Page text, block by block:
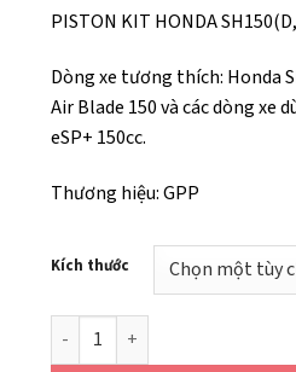
PISTON KIT HONDA
Dòng xe tương thích: Honda
Air Blade 150 và các dòng xe
eSP+ 150cc.
Thương hiệu: GPP
Kích thước
PISTON KIT HONDA